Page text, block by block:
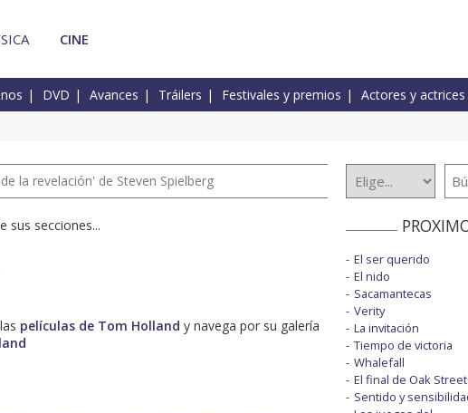
CINE
DVD Avances Tráilers Festivales y premios Actores y actrices
la revelación' de Steven Spielberg
sus secciones...
películas de Tom Holland y navega por su galería
El ser querido
El nido
Sacamantecas
Verity
La invitación
Tiempo de victoria
Whalefall
El final de Oak Street
Sentido y